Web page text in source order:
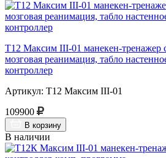
Т12 Максим III-01 манекен-тренажер
мозговая реанимация, табло
контроллер
Артикул: Т12 Максим III-01
109900
В корзину
В наличии